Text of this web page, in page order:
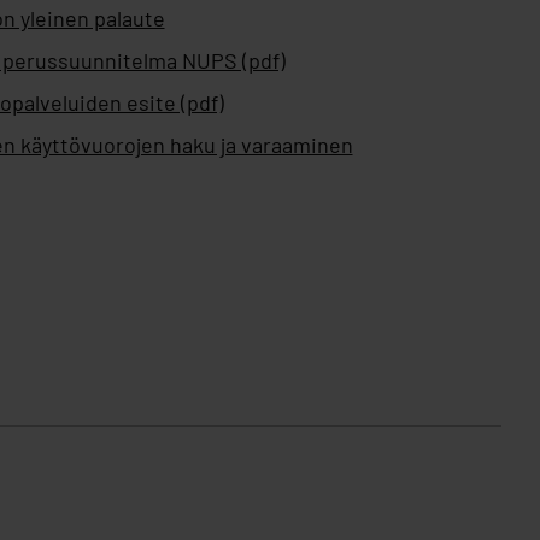
yleinen palaute
NUPS (pdf)
esite (pdf)
käyttövuorojen haku ja varaaminen